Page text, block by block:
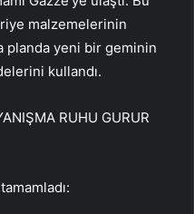
malzemelerinin
planda yeni bir geminin
kullandı.
RUHU GURUR